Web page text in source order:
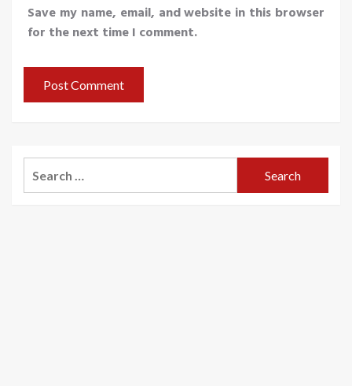
Save my name, email, and website in this browser
for the next time I comment.
for: